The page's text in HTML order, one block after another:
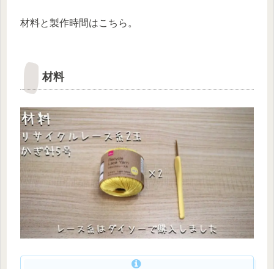
材料と製作時間はこちら。
材料